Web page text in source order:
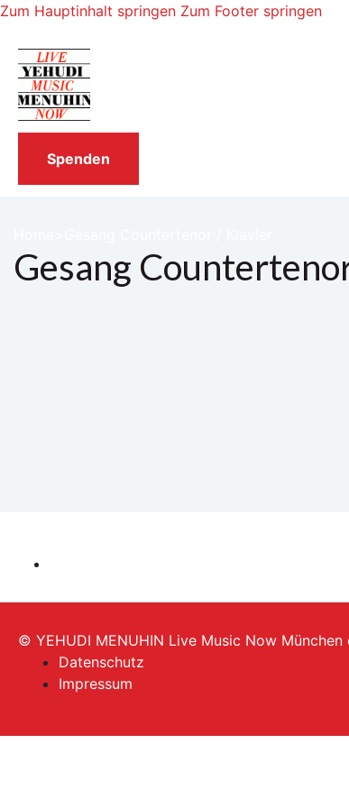
Zum Hauptinhalt springen Zum Footer springen
Spenden
Gesang
© YEHUDI MENUHIN Live Music Now München
Datenschutz
Impressum